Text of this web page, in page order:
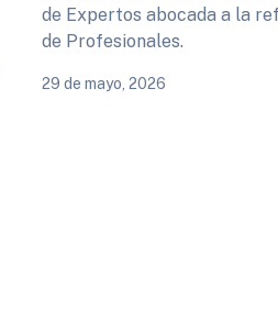
de Expertos abocada a la
de Profesionales.
29 de mayo, 2026